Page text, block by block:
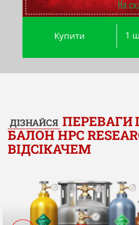
На
Купити 1
ДІЗНАЙСЯ ПЕРЕВАГИ
БАЛОН HPC
ВІДСІКАЧЕМ